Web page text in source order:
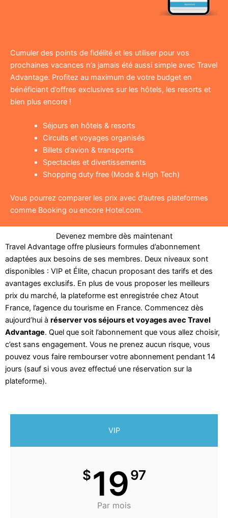
Cumuler des points de fidélité et les utiliser pour vos
prochaines vacances n’a jamais été aussi simple avec Travel
Advantage. Profitez au maximum de votre budget en
bénéficiant d’offres exclusives sur les hôtels, les resorts et
bien plus encore !
Séjours en hôtels & resorts
Circuits et voyages organisés
Billets d’avion & transports
Spectacles et divertissements
Shopping duty free (Mode & High Tech)
Vous pourrez comparer les prix avec d’autres plateformes
comme Booking ou encore Hotel.com.
Devenez membre dès maintenant
Travel Advantage offre plusieurs formules d’abonnement
adaptées aux besoins de ses membres. Deux niveaux sont
disponibles : VIP et Élite, chacun proposant des tarifs et des
avantages exclusifs. En plus de vous proposer les meilleurs
prix du marché, la plateforme est enregistrée chez Atout
France, l’agence du tourisme en France. Commencez dès
aujourd’hui à réserver vos séjours et voyages avec Travel
Advantage. Quel que soit l’abonnement que vous allez choisir,
c’est sans engagement. Vous ne prenez aucun risque, vous
pouvez vous faire rembourser votre abonnement pendant 14
jours (sauf si vous avez effectué une réservation sur la
plateforme).
VIP
$1997
Par mois